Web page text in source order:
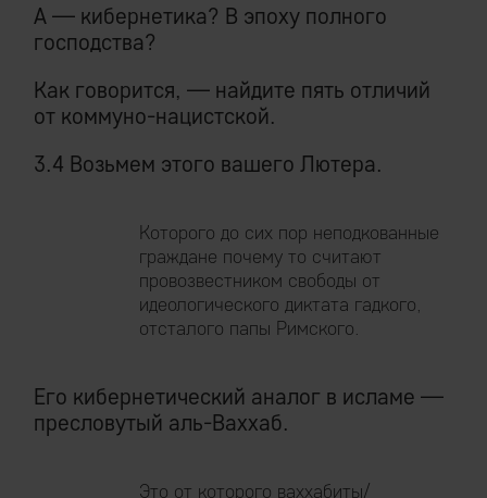
А — кибернетика? В эпоху полного
господства?
Как говорится, — найдите пять отличий
от коммуно-нацистской.
3.4 Возьмем этого вашего Лютера.
Которого до сих пор неподкованные
граждане почему то считают
провозвестником свободы от
идеологического диктата гадкого,
отсталого папы Римского.
Его кибернетический аналог в исламе —
пресловутый аль-Ваххаб.
Это от которого ваххабиты/